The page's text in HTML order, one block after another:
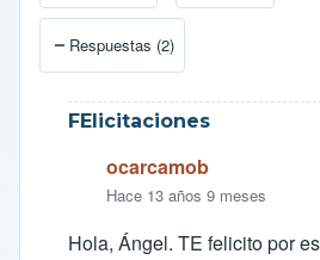
Respuestas (2)
FElicitaciones
ocarcamob
Hace 13 años 9 meses
Hola, Ángel. TE felicito por